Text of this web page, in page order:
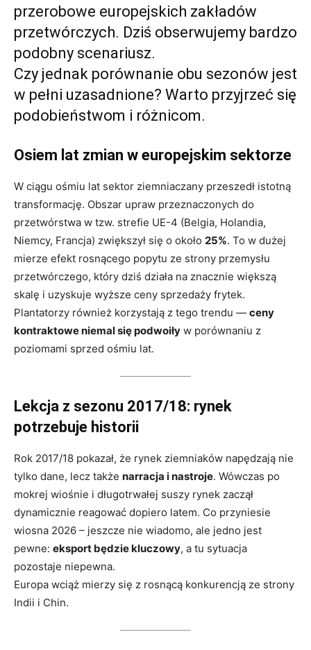
przerobowe europejskich zakładów
przetwórczych. Dziś obserwujemy bardzo
podobny scenariusz.
Czy jednak porównanie obu sezonów jest
w pełni uzasadnione? Warto przyjrzeć się
podobieństwom i różnicom.
Osiem lat zmian w europejskim sektorze
W ciągu ośmiu lat sektor ziemniaczany przeszedł istotną
transformację. Obszar upraw przeznaczonych do
przetwórstwa w tzw. strefie UE-4 (Belgia, Holandia,
Niemcy, Francja) zwiększył się o około 25%. To w dużej
mierze efekt rosnącego popytu ze strony przemysłu
przetwórczego, który dziś działa na znacznie większą
skalę i uzyskuje wyższe ceny sprzedaży frytek.
Plantatorzy również korzystają z tego trendu — ceny
kontraktowe niemal się podwoiły w porównaniu z
poziomami sprzed ośmiu lat.
Lekcja z sezonu 2017/18: rynek
potrzebuje historii
Rok 2017/18 pokazał, że rynek ziemniaków napędzają nie
tylko dane, lecz także narracja i nastroje. Wówczas po
mokrej wiośnie i długotrwałej suszy rynek zaczął
dynamicznie reagować dopiero latem. Co przyniesie
wiosna 2026 – jeszcze nie wiadomo, ale jedno jest
pewne: eksport będzie kluczowy, a tu sytuacja
pozostaje niepewna.
Europa wciąż mierzy się z rosnącą konkurencją ze strony
Indii i Chin.